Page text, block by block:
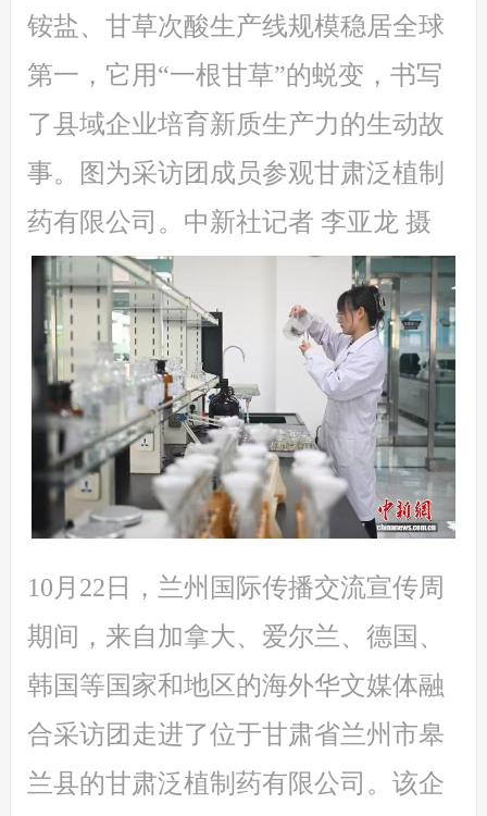
铵盐、甘草次酸生产线规模稳居全球
第一，它用“一根甘草”的蜕变，书写
了县域企业培育新质生产力的生动故
事。图为采访团成员参观甘肃泛植制
药有限公司。中新社记者 李亚龙 摄
10月22日，兰州国际传播交流宣传周
期间，来自加拿大、爱尔兰、德国、
韩国等国家和地区的海外华文媒体融
合采访团走进了位于甘肃省兰州市皋
兰县的甘肃泛植制药有限公司。该企